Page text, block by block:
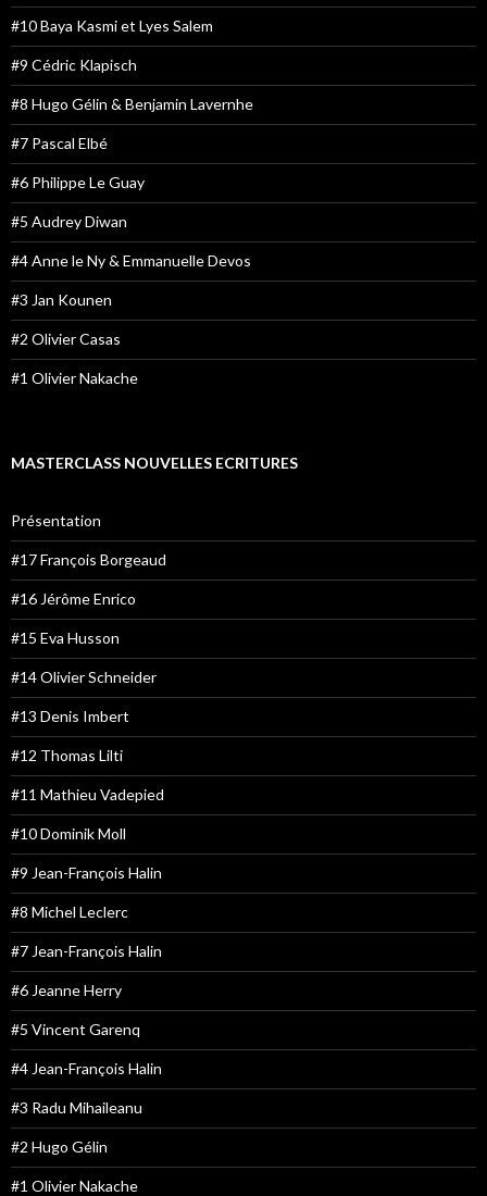
#10 Baya Kasmi et Lyes Salem
#9 Cédric Klapisch
#8 Hugo Gélin & Benjamin Lavernhe
#7 Pascal Elbé
#6 Philippe Le Guay
#5 Audrey Diwan
#4 Anne le Ny & Emmanuelle Devos
#3 Jan Kounen
#2 Olivier Casas
#1 Olivier Nakache
MASTERCLASS NOUVELLES ECRITURES
Présentation
#17 François Borgeaud
#16 Jérôme Enrico
#15 Eva Husson
#14 Olivier Schneider
#13 Denis Imbert
#12 Thomas Lilti
#11 Mathieu Vadepied
#10 Dominik Moll
#9 Jean-François Halin
#8 Michel Leclerc
#7 Jean-François Halin
#6 Jeanne Herry
#5 Vincent Garenq
#4 Jean-François Halin
#3 Radu Mihaileanu
#2 Hugo Gélin
#1 Olivier Nakache